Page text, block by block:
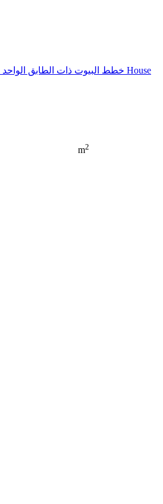
خطط البيوت ذات الطابق الواحد House
m2